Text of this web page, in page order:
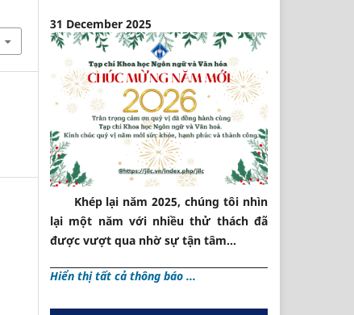
31 December 2025
Khép lại năm 2025, chúng tôi nhìn
lại một năm với nhiều thử thách đã
được vượt qua nhờ sự tận tâm...
Hiển thị tất cả thông báo ...